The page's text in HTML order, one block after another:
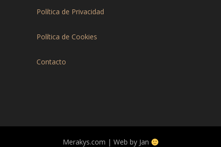
Política de Privacidad
Política de Cookies
Contacto
Merakys.com | Web by Jan